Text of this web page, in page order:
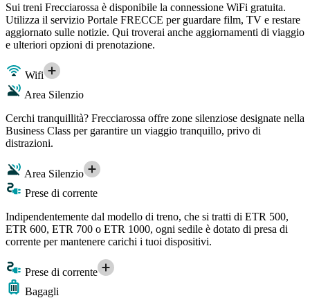
Sui treni Frecciarossa è disponibile la connessione WiFi gratuita.
Utilizza il servizio Portale FRECCE per guardare film, TV e restare
aggiornato sulle notizie. Qui troverai anche aggiornamenti di viaggio
e ulteriori opzioni di prenotazione.
Wifi
Area Silenzio
Cerchi tranquillità? Frecciarossa offre zone silenziose designate nella
Business Class per garantire un viaggio tranquillo, privo di
distrazioni.
Area Silenzio
Prese di corrente
Indipendentemente dal modello di treno, che si tratti di ETR 500,
ETR 600, ETR 700 o ETR 1000, ogni sedile è dotato di presa di
corrente per mantenere carichi i tuoi dispositivi.
Prese di corrente
Bagagli